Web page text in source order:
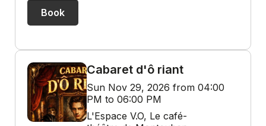
Book
Cabaret d'ô riant
Sun Nov 29, 2026 from 04:00
PM to 06:00 PM
L'Espace V.O, Le café-